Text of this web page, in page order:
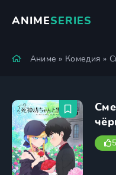
ANIMESERIES
Аниме » Комедия »